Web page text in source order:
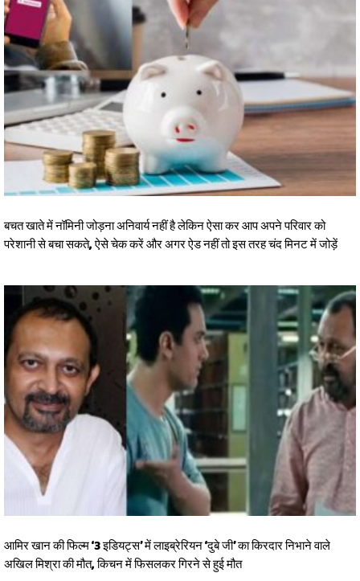
बचत खाते में नॉमिनी जोड़ना अनिवार्य नहीं है लेकिन ऐसा कर आप अपने परिवार को
परेशानी से बचा सकते, ऐसे चेक करें और अगर ऐड नहीं तो इस तरह चंद मिनट में जोड़ें
आमिर खान की फिल्म ‘3 इडियट्स’ में लाइब्रेरियन ‘दुबे जी’ का किरदार निभाने वाले
अखिल मिश्रा की मौत, किचन में फिसलकर गिरने से हुई मौत